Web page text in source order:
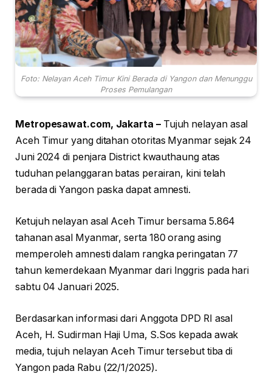
Foto: Nelayan Aceh Timur Kini Berada di Yangon dan Menunggu
Proses Pemulangan
Metropesawat.com, Jakarta –Tujuh nelayan asal
Aceh Timur yang ditahan otoritas Myanmar sejak 24
Juni 2024 di penjara District kwauthaung atas
tuduhan pelanggaran batas perairan, kini telah
berada di Yangon paska dapat amnesti.
Ketujuh nelayan asal Aceh Timur bersama 5.864
tahanan asal Myanmar, serta 180 orang asing
memperoleh amnesti dalam rangka peringatan 77
tahun kemerdekaan Myanmar dari Inggris pada hari
sabtu 04 Januari 2025.
Berdasarkan informasi dari Anggota DPD RI asal
Aceh, H. Sudirman Haji Uma, S.Sos kepada awak
media, tujuh nelayan Aceh Timur tersebut tiba di
Yangon pada Rabu (22/1/2025).